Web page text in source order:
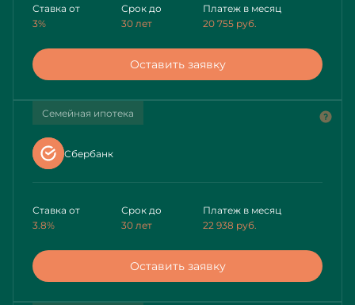
Ставка от
3%
Срок до
30 лет
Платеж в месяц
20 755 руб.
Оставить заявку
Семейная ипотека
Сбербанк
Ставка от
3.8%
Срок до
30 лет
Платеж в месяц
22 938 руб.
Оставить заявку